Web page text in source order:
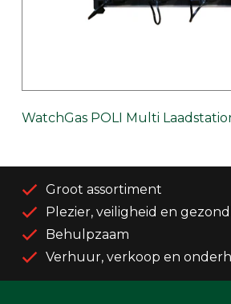
WatchGas POLI Multi
Groot assortiment
Plezier, veiligheid en
Behulpzaam
Verhuur, verkoop en